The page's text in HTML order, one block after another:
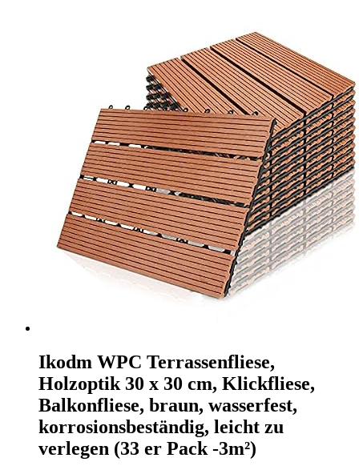
Ikodm WPC Terrassenfliese,
Holzoptik 30 x 30 cm, Klickfliese,
Balkonfliese, braun, wasserfest,
korrosionsbeständig, leicht zu
verlegen (33 er Pack -3m²)